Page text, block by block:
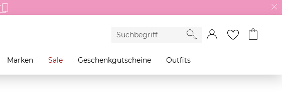
Marken Sale Geschenkgutscheine Outfits